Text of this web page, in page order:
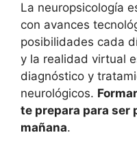
La neuropsicología
con avances
posibilidades cada
y la realidad virtual
diagnóstico y
neurológicos.
te prepara para ser
mañana.